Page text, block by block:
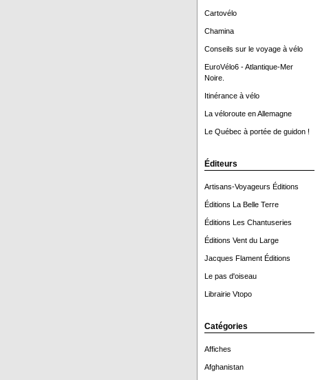
Cartovélo
Chamina
Conseils sur le voyage à vélo
EuroVélo6 - Atlantique-Mer
Noire.
Itinérance à vélo
La véloroute en Allemagne
Le Québec à portée de guidon !
Éditeurs
Artisans-Voyageurs Éditions
Éditions La Belle Terre
Éditions Les Chantuseries
Éditions Vent du Large
Jacques Flament Éditions
Le pas d'oiseau
Librairie Vtopo
Catégories
Affiches
Afghanistan